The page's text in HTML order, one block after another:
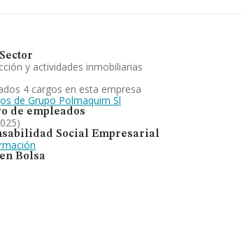
y actividades inmobiliarias
4 cargos en esta empresa
de Grupo Polmaquim Sl
de empleados
Social Empresarial
Bolsa